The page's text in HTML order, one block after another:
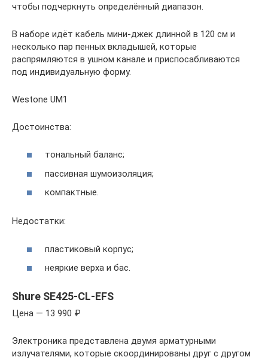
чтобы подчеркнуть определённый диапазон.
В наборе идёт кабель мини-джек длинной в 120 см и
несколько пар пенных вкладышей, которые
распрямляются в ушном канале и приспосабливаются
под индивидуальную форму.
Westone UM1
Достоинства:
тональный баланс;
пассивная шумоизоляция;
компактные.
Недостатки:
пластиковый корпус;
неяркие верха и бас.
Shure SE425-CL-EFS
Цена — 13 990 ₽
Электроника представлена двумя арматурными
излучателями, которые скоординированы друг с другом